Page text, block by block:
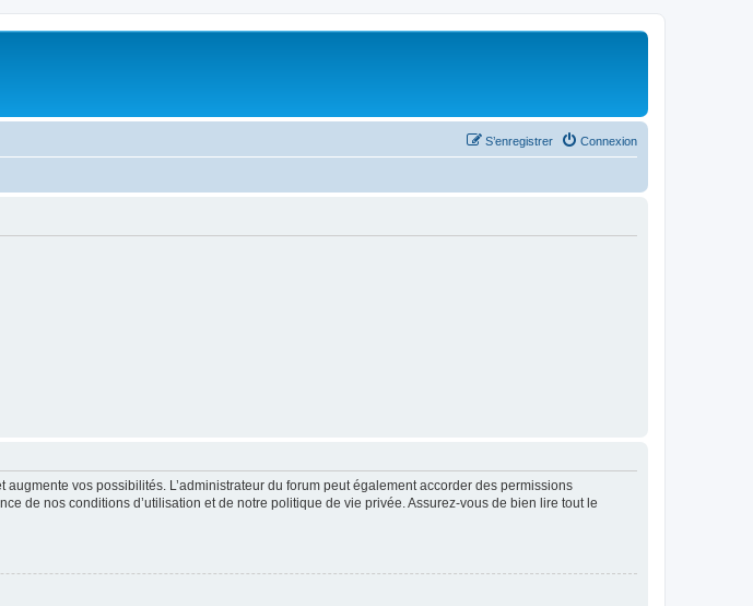
Connexion
S’enregistrer
vos possibilités. L’administrateur du forum peut également accorder des permissions
de nos conditions d’utilisation et de notre politique de vie privée. Assurez-vous de bien lire tout le